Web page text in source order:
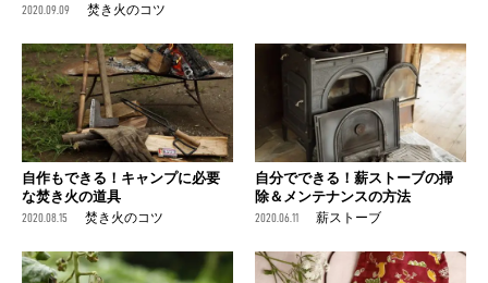
2020.09.09 焚き火のコツ
自作もできる！キャンプに必要
な焚き火の道具
2020.08.15 焚き火のコツ
自分でできる！薪ストーブの掃
除＆メンテナンスの方法
2020.06.11 薪ストーブ